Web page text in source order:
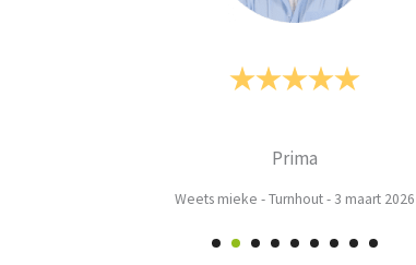
Prima
Weets mieke -Turnhout- 3 maart 2026